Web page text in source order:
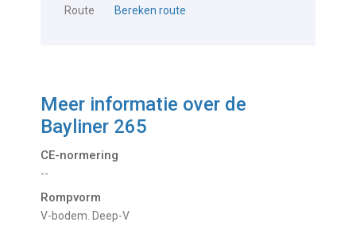
Route
Bereken route
Meer informatie over de
Bayliner 265
CE-normering
--
Rompvorm
V-bodem. Deep-V